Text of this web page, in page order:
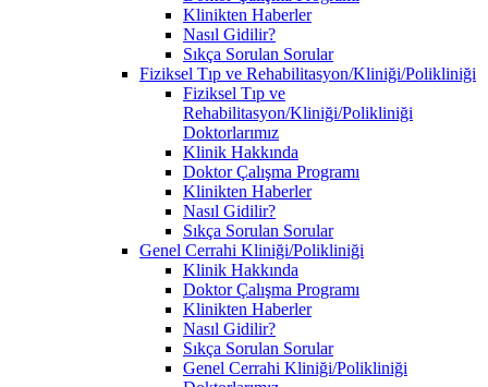
Klinikten Haberler
Nasıl Gidilir?
Sıkça Sorulan Sorular
Fiziksel Tıp ve Rehabilitasyon/Kliniği/Polikliniği
Fiziksel Tıp ve
Rehabilitasyon/Kliniği/Polikliniği
Doktorlarımız
Klinik Hakkında
Doktor Çalışma Programı
Klinikten Haberler
Nasıl Gidilir?
Sıkça Sorulan Sorular
Genel Cerrahi Kliniği/Polikliniği
Klinik Hakkında
Doktor Çalışma Programı
Klinikten Haberler
Nasıl Gidilir?
Sıkça Sorulan Sorular
Genel Cerrahi Kliniği/Polikliniği